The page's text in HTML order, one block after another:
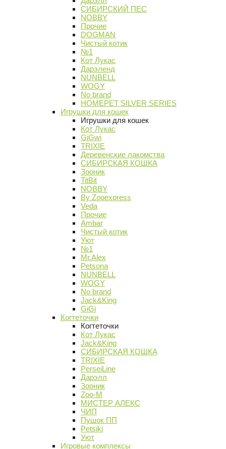
СИБИРСКИЙ ПЕС
NOBBY
Прочие
DOGMAN
Чистый котик
№1
Кот Лукас
Дарэленд
NUNBELL
WOGY
No brand
HOMEPET SILVER SERIES
Игрушки для кошек
Игрушки для кошек
Кот Лукас
GiGwi
TRIXIE
Деревенские лакомства
СИБИРСКАЯ КОШКА
Зооник
TitBit
NOBBY
By Zooexpress
Veda
Прочие
Ambar
Чистый котик
Уют
№1
Mr.Alex
Petsona
NUNBELL
WOGY
No brand
Jack&King
GiGi
Когтеточки
Когтеточки
Кот Лукас
Jack&King
СИБИРСКАЯ КОШКА
TRIXIE
PerseiLine
Дарэлл
Зооник
Zoo-M
МИСТЕР АЛЕКС
ЧИП
Пушок ПП
Petsiki
Уют
Игровые комплексы